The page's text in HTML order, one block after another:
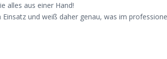
alles aus einer Hand!
und weiß daher genau, was im